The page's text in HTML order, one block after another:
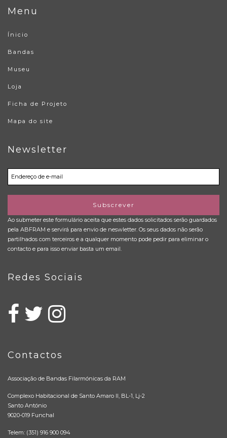
Menu
Ínicio
Bandas
Museu
Loja
Ficha de Projeto
Mapa do site
Newsletter
Subscrever
Ao submeter este formulário aceita que estes dados solicitados serão guardados
pela ABFRAM e servirá para envio de neswletter. Os seus dados não serão
partilhados com terceiros e a qualquer momento pode pedir para eliminar o
contacto e para isso enviar basta um email.
Redes Sociais
Contactos
Associação de Bandas Filarmónicas da RAM
Complexo Habitacional de Santo Amaro II, BL-1, Lj-2
Santo António
9020-019 Funchal
Telem: (351) 916 900 094